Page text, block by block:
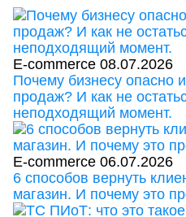
E-commerce 08.07.2026
Почему бизнесу опасно
продаж? И как не
неподходящий момент.
E-commerce 06.07.2026
6 способов вернуть
магазин. И почему это